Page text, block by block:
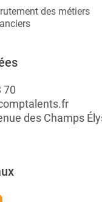
des métiers
70
des Champs